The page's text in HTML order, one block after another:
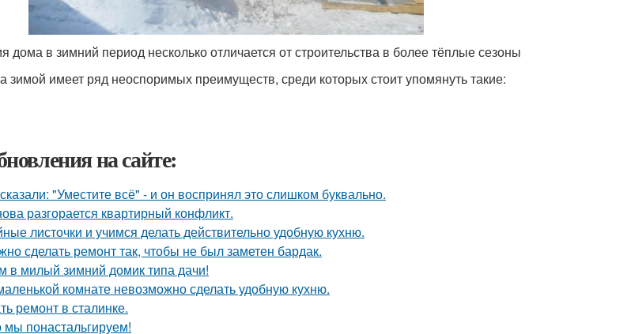
дома в зимний период несколько отличается от строительства в более тёплые сезоны
зимой имеет ряд неоспоримых преимуществ, среди которых стоит упомянуть такие:
на сайте:
"Уместите всё" - и он воспринял это слишком буквально.
разгорается квартирный конфликт.
листочки и учимся делать действительно удобную кухню.
сделать ремонт так, чтобы не был заметен бардак.
в милый зимний домик типа дачи!
комнате невозможно сделать удобную кухню.
ремонт в сталинке.
понастальгируем!